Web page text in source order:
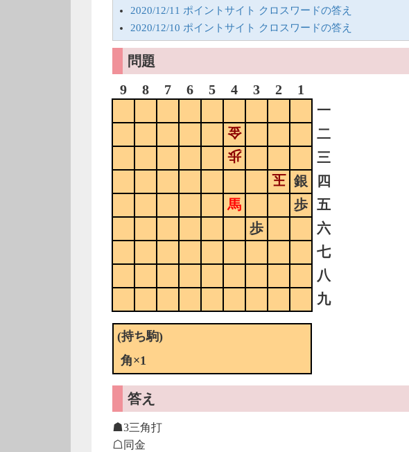
2020/12/11 ポイントサイト クロスワードの答え
2020/12/10 ポイントサイト クロスワードの答え
問題
9
8 7 6 5 4 3 2
1
一
金
二
歩
三
玉 銀
四
馬
歩
五
歩
六
七
八
九
(持ち駒)
角×1
答え
☗3三角打
☖同金